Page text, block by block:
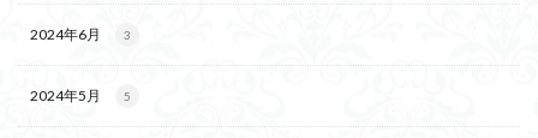
2024年6月 3
2024年5月 5